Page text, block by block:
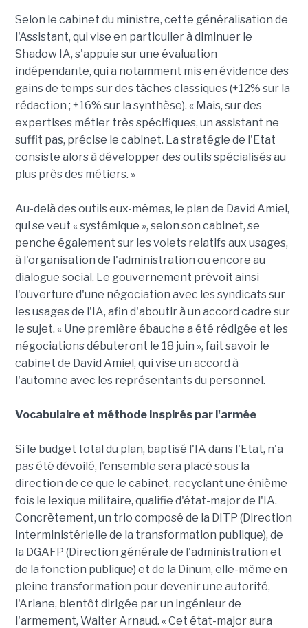
Selon le cabinet du ministre, cette généralisation de
l'Assistant, qui vise en particulier à diminuer le
Shadow IA, s'appuie sur une évaluation
indépendante, qui a notamment mis en évidence des
gains de temps sur des tâches classiques (+12% sur la
rédaction ; +16% sur la synthèse). « Mais, sur des
expertises métier très spécifiques, un assistant ne
suffit pas, précise le cabinet. La stratégie de l'Etat
consiste alors à développer des outils spécialisés au
plus près des métiers. »
Au-delà des outils eux-mêmes, le plan de David Amiel,
qui se veut « systémique », selon son cabinet, se
penche également sur les volets relatifs aux usages,
à l'organisation de l'administration ou encore au
dialogue social. Le gouvernement prévoit ainsi
l'ouverture d'une négociation avec les syndicats sur
les usages de l'IA, afin d'aboutir à un accord cadre sur
le sujet. « Une première ébauche a été rédigée et les
négociations débuteront le 18 juin », fait savoir le
cabinet de David Amiel, qui vise un accord à
l'automne avec les représentants du personnel.
Vocabulaire et méthode inspirés par l'armée
Si le budget total du plan, baptisé l'IA dans l'Etat, n'a
pas été dévoilé, l'ensemble sera placé sous la
direction de ce que le cabinet, recyclant une énième
fois le lexique militaire, qualifie d'état-major de l'IA.
Concrètement, un trio composé de la DITP (Direction
interministérielle de la transformation publique), de
la DGAFP (Direction générale de l'administration et
de la fonction publique) et de la Dinum, elle-même en
pleine transformation pour devenir une autorité,
l'Ariane, bientôt dirigée par un ingénieur de
l'armement, Walter Arnaud. « Cet état-major aura